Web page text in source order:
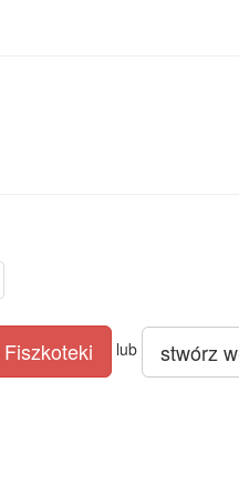
Fiszkoteki lub stwórz